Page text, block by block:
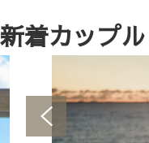
新着カップ